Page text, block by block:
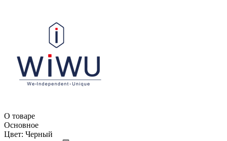
О товаре
Основное
Цвет: Черный